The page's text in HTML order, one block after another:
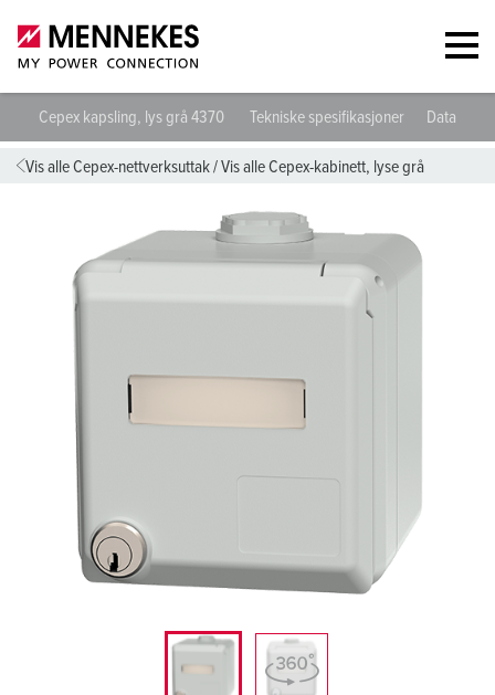
Cepex kapsling, lys grå 4370 Tekniske spesifikasjoner Datablad
Vis alle Cepex-nettverksuttak/Vis alle Cepex-kabinett, lyse grå